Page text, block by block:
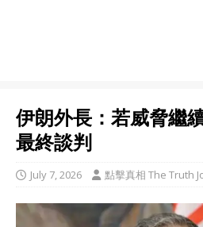
伊朗外長：若威脅繼
最終談判
July 7, 2026 點擊真相 The Truth